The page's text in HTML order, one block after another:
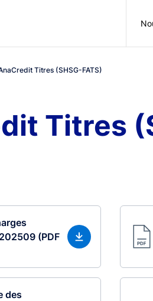
Titres (SHSG-FATS)
Titres
(PDF
des